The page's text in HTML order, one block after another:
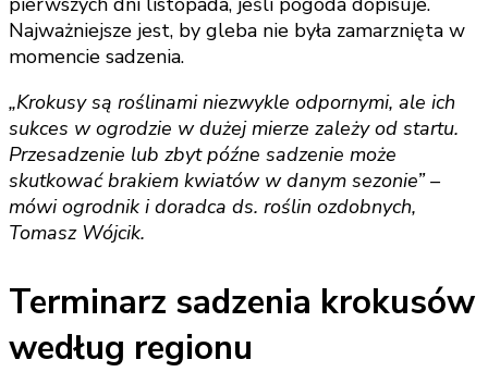
Najważniejsze jest, by gleba nie była zamarznięta w
momencie sadzenia.
„Krokusy są roślinami niezwykle odpornymi, ale ich
sukces w ogrodzie w dużej mierze zależy od startu.
Przesadzenie lub zbyt późne sadzenie może
skutkować brakiem kwiatów w danym sezonie” –
mówi ogrodnik i doradca ds. roślin ozdobnych,
Tomasz Wójcik.
Terminarz sadzenia krokusów
według regionu